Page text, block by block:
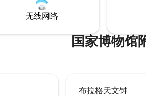
无线网络
国家博物馆
布拉格天文钟